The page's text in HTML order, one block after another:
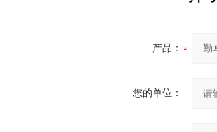
产品：
您的单位：